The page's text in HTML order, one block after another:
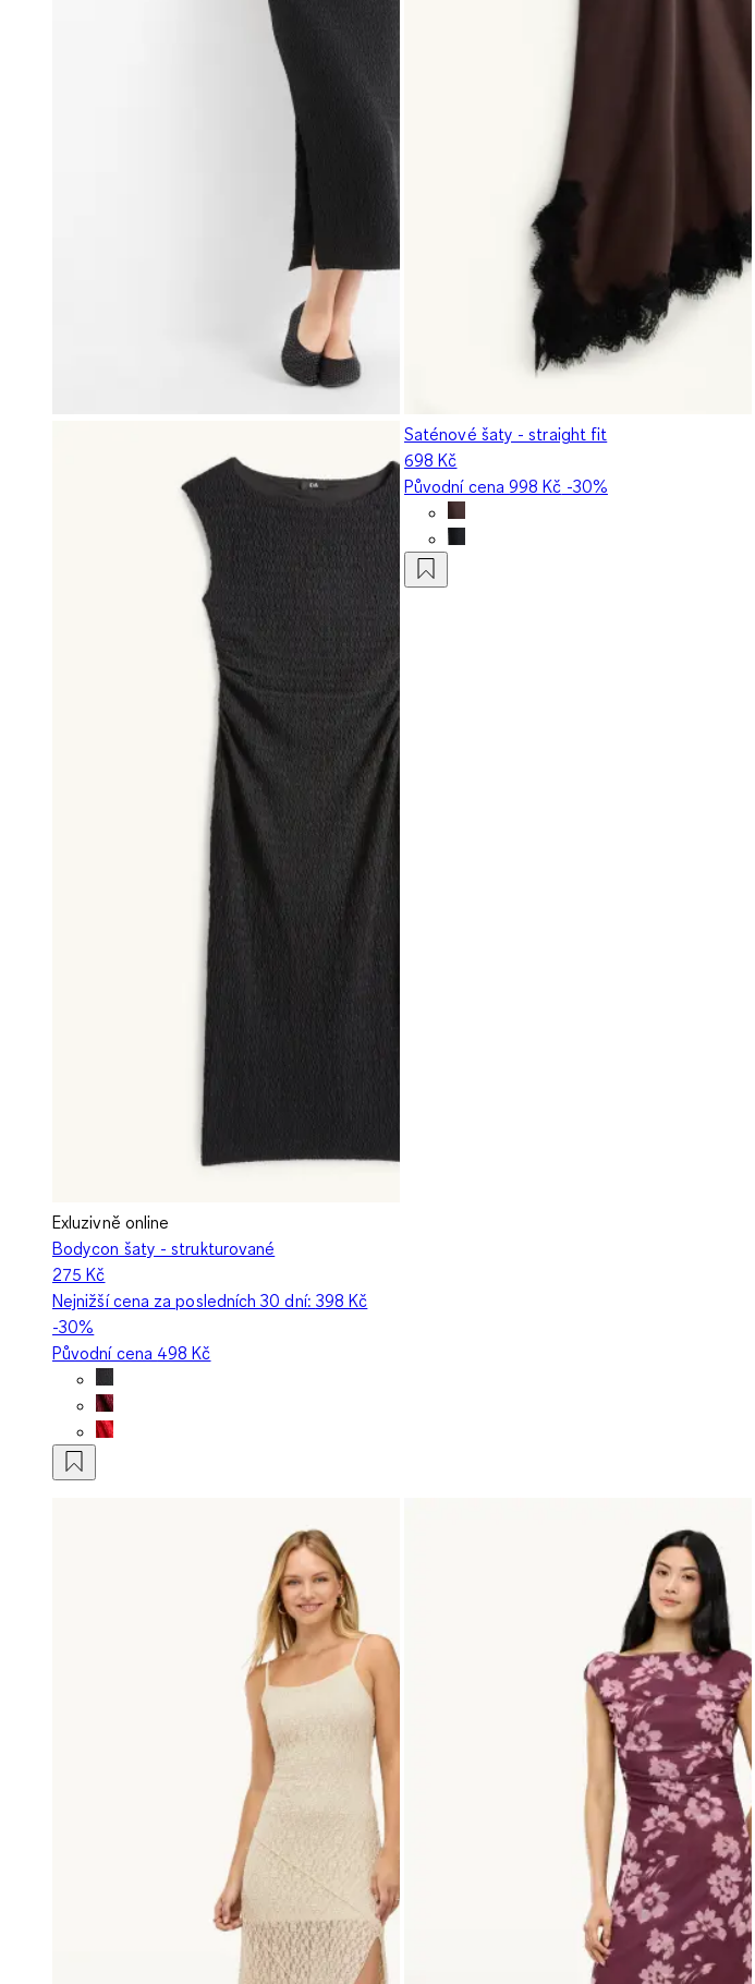
Exluzivně online
Bodycon šaty - strukturované
275 Kč
Nejnižší cena za posledních 30 dní: 398 Kč
-30%
Původní cena 498 Kč
Saténové šaty - straight fit
698 Kč
Původní cena998 Kč -30%